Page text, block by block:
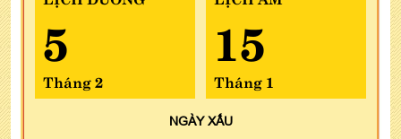
5
Tháng 2
15
Tháng 1
NGÀYXẤU